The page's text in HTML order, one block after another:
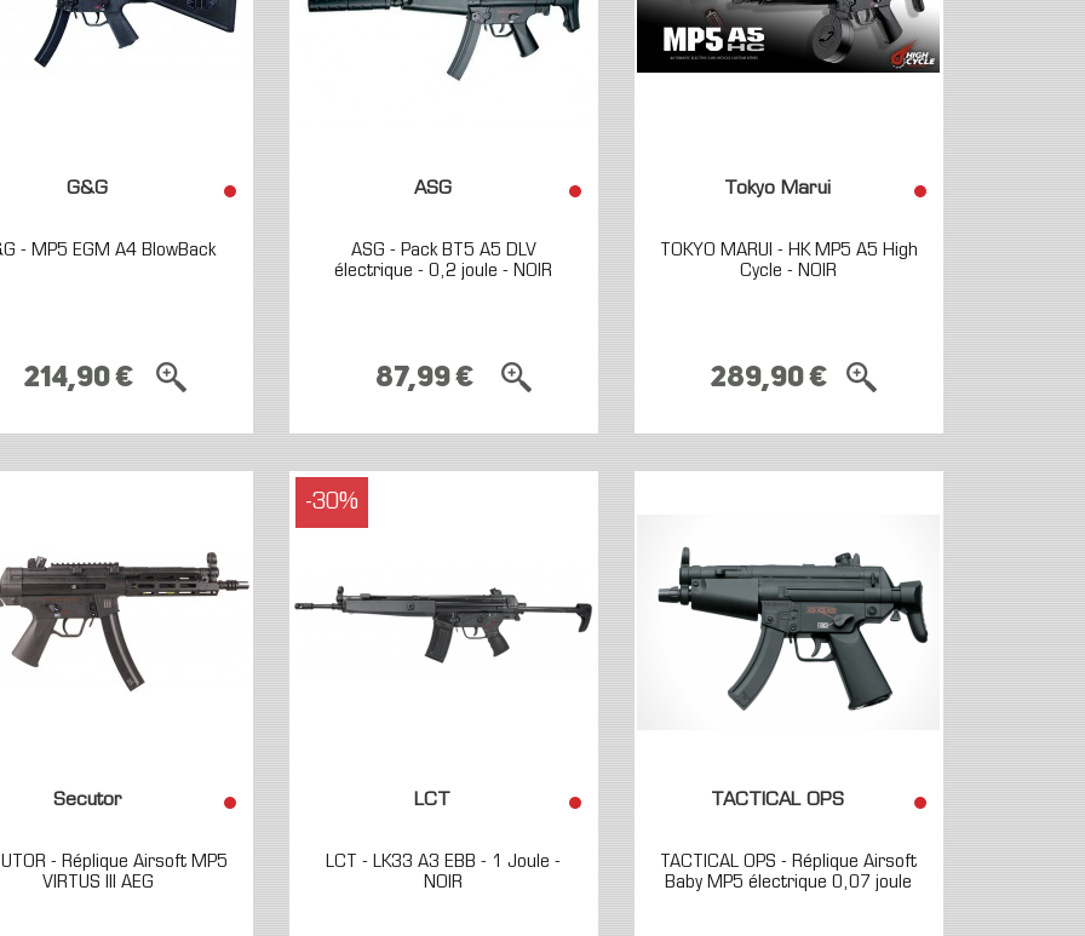
G&G
- MP5 EGM A4 BlowBack
214,90 €
ASG
ASG - Pack BT5 A5 DLV
électrique - 0,2 joule - NOIR
87,99 €
Tokyo Marui
TOKYO MARUI - HK MP5 A5 High
Cycle - NOIR
289,90 €
Secutor
- Réplique Airsoft MP5
VIRTUS III AEG
-30%
LCT
LCT - LK33 A3 EBB - 1 Joule -
NOIR
TACTICAL OPS
TACTICAL OPS - Réplique Airsoft
Baby MP5 électrique 0,07 joule